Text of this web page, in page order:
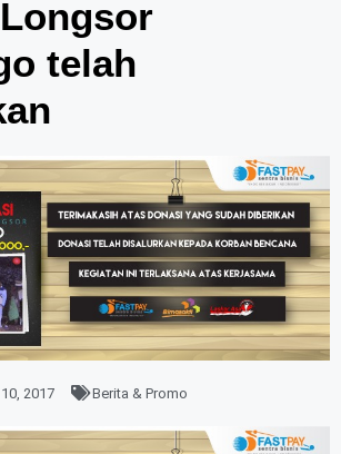
telah
2017 Berita & Promo